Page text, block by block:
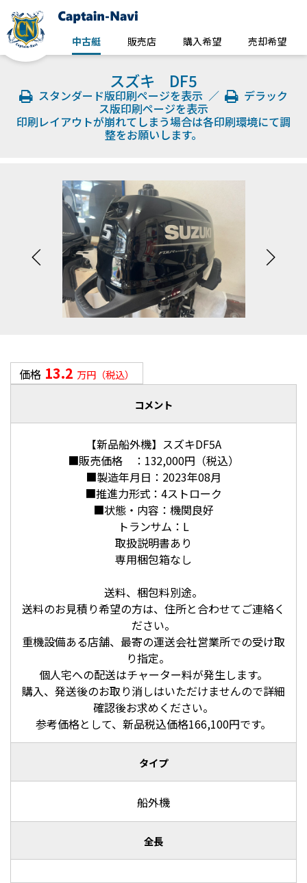
中古艇 販売店 購入希望 売却希望
スズキ DF5
スタンダード版印刷ページを表示 ／
デラック
ス版印刷ページを表示
印刷レイアウトが崩れてしまう場合は各印刷環境にて調
整をお願いします。
価格 13.2 万円（税込）
コメント
【新品船外機】スズキDF5A
■販売価格 ：132,000円（税込）
■製造年月日：2023年08月
■推進力形式：4ストローク
■状態・内容：機関良好
トランサム：L
取扱説明書あり
専用梱包箱なし
送料、梱包料別途。
送料のお見積り希望の方は、住所と合わせてご連絡く
ださい。
重機設備ある店舗、最寄の運送会社営業所での受け取
り指定。
個人宅への配送はチャーター料が発生します。
購入、発送後のお取り消しはいただけませんので詳細
確認後お求めください。
参考価格として、新品税込価格166,100円です。
タイプ
船外機
全長